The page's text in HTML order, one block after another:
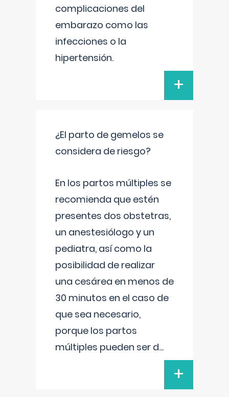
complicaciones del
embarazo como las
infecciones o la
hipertensión.
+
¿El parto de gemelos se
considera de riesgo?
En los partos múltiples se
recomienda que estén
presentes dos obstetras,
un anestesiólogo y un
pediatra, así como la
posibilidad de realizar
una cesárea en menos de
30 minutos en el caso de
que sea necesario,
porque los partos
múltiples pueden ser d...
+